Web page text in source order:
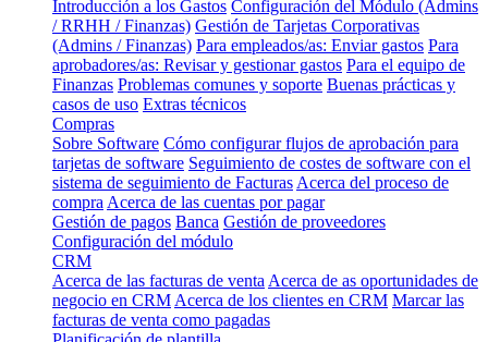
Introducción a los Gastos Configuración del Módulo (Admins
/ RRHH / Finanzas) Gestión de Tarjetas Corporativas
(Admins / Finanzas) Para empleados/as: Enviar gastos Para
aprobadores/as: Revisar y gestionar gastos Para el equipo de
Finanzas Problemas comunes y soporte Buenas prácticas y
casos de uso Extras técnicos
Compras
Sobre Software Cómo configurar flujos de aprobación para
tarjetas de software Seguimiento de costes de software con el
sistema de seguimiento de Facturas Acerca del proceso de
compra Acerca de las cuentas por pagar
Gestión de pagos Banca Gestión de proveedores
Configuración del módulo
CRM
Acerca de las facturas de venta Acerca de as oportunidades de
negocio en CRM Acerca de los clientes en CRM Marcar las
facturas de venta como pagadas